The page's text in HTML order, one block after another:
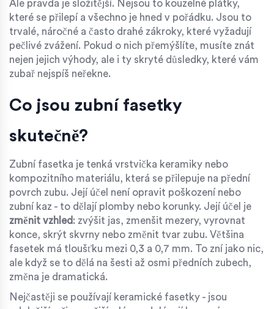
Ale pravda je složitější. Nejsou to kouzelné plátky,
které se přilepí a všechno je hned v pořádku. Jsou to
trvalé, náročné a často drahé zákroky, které vyžadují
pečlivé zvážení. Pokud o nich přemýšlíte, musíte znát
nejen jejich výhody, ale i ty skryté důsledky, které vám
zubař nejspíš neřekne.
Co jsou zubní fasetky
skutečně?
Zubní fasetka je tenká vrstvička keramiky nebo
kompozitního materiálu, která se přilepuje na přední
povrch zubu. Její účel není opravit poškození nebo
zubní kaz - to dělají plomby nebo korunky. Její účel je
změnit vzhled: zvýšit jas, zmenšit mezery, vyrovnat
konce, skrýt skvrny nebo změnit tvar zubu. Většina
fasetek má tloušťku mezi 0,3 a 0,7 mm. To zní jako nic,
ale když se to dělá na šesti až osmi předních zubech,
změna je dramatická.
Nejčastěji se používají keramické fasetky - jsou